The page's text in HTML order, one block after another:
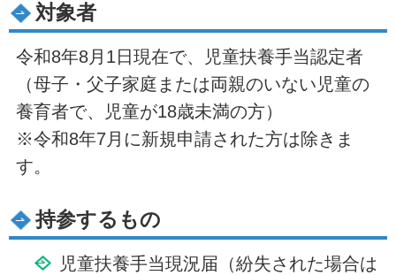
対象者
令和8年8月1日現在で、児童扶養手当認定者
（母子・父子家庭または両親のいない児童の
養育者で、児童が18歳未満の方）
※令和8年7月に新規申請された方は除きま
す。
持参するもの
児童扶養手当現況届（紛失された場合は